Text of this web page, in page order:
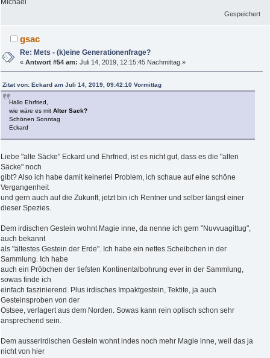
Gespeichert
gsac
Re: Mets - (k)eine Generationenfrage?
«Antwort #54 am: Juli 14, 2019, 12:15:45 Nachmittag »
Zitat von: Eckard am Juli 14, 2019, 09:42:10 Vormittag
Hallo Ehrfried,
wie wäre es mit Alter Sack?
Schönen Sonntag
Eckard
Liebe "alte Säcke" Eckard und Ehrfried, ist es nicht gut, dass es die "alten
Säcke" noch
gibt? Also ich habe damit keinerlei Problem, ich schaue auf eine schöne
Vergangenheit
und gern auch auf die Zukunft, jetzt bin ich Rentner und selber längst einer
dieser Spezies.
Dem irdischen Gestein wohnt Magie inne, da nenne ich gern "Nuvvuagittug",
auch bekannt
als "ältestes Gestein der Erde". Ich habe ein nettes Scheibchen in der
Sammlung. Ich habe
auch ein Pröbchen der tiefsten Kontinentalbohrung ever in der Sammlung,
sowas finde ich
einfach faszinierend. Plus irdisches Impaktgestein, Tektite, ja auch
Gesteinsproben von der
Ostsee, verlagert aus dem Norden. Sowas kann rein optisch schon sehr
ansprechend sein.
Dem ausserirdischen Gestein wohnt indes noch mehr Magie inne, weil das ja
nicht von hier